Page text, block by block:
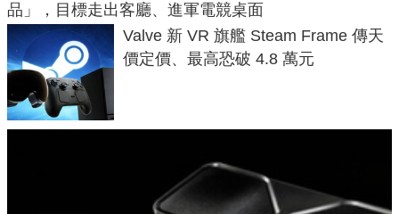
品」，目標走出客廳、進軍電競桌面
Valve 新 VR 旗艦 Steam Frame 傳天
價定價、最高恐破 4.8 萬元